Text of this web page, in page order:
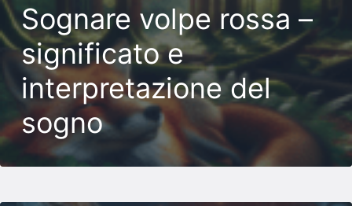
Sognare volpe rossa –
significato e
interpretazione del
sogno